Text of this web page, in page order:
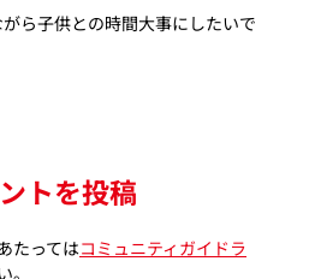
ら子供との時間大事にしたいで
トを投稿
たってはコミュニティガイドラ